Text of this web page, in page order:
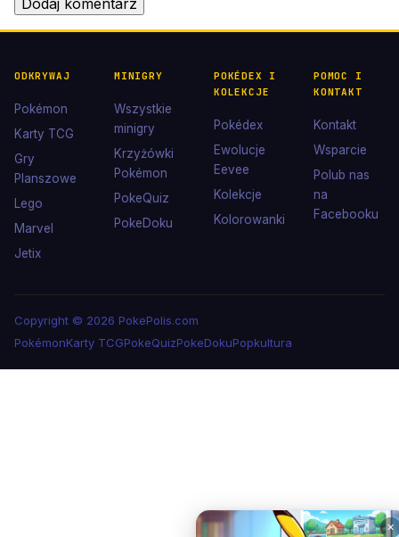
ODKRYWAJ
Pokémon
Karty TCG
Gry
Planszowe
Lego
Marvel
Jetix
MINIGRY
Wszystkie
minigry
Krzyżówki
Pokémon
PokeQuiz
PokeDoku
POKÉDEX I
KOLEKCJE
Pokédex
Ewolucje
Eevee
Kolekcje
Kolorowanki
POMOC I
KONTAKT
Kontakt
Wsparcie
Polub nas
na
Facebooku
Copyright © 2026 PokePolis.com
PokémonKarty TCGPokeQuizPokeDokuPopkultura
✕